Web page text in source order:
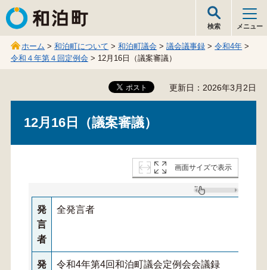
和泊町
検索 メニュー
ホーム >和泊町について >和泊町議会 >議会議事録 >令和4年 >
令和４年第４回定例会 > 12月16日（議案審議）
更新日：2026年3月2日
12月16日（議案審議）
画面サイズで表示
発
言
者
全発言者
発
令和4年第4回和泊町議会定例会会議録